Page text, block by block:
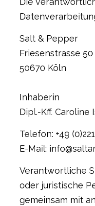
Salt & Pepper
Friesenstrasse 50
50670 Köln
Inhaberin
Dipl.-Kff. Caroline
Telefon: +49
E-Mail:
Verantwortliche
oder juristische
gemeinsam mit